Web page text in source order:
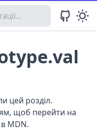
цей розділ.
щоб перейти на
в MDN.